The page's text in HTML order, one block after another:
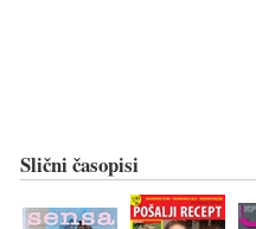
Slični časopisi